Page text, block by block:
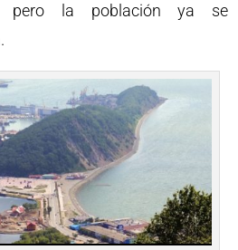
pero la población ya se